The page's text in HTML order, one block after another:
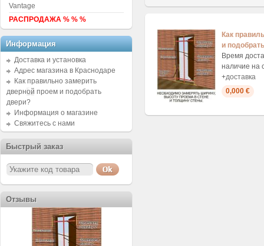
Как
и
Время
наличие на
+доставка
0,000 €
Vantage
РАСПРОДАЖА % % %
Информация
Доставка и установка
Адрес магазина в Краснодаре
Как правильно замерить
дверной проем и подобрать
двери?
Информация о магазине
Свяжитесь с нами
Быстрый заказ
Отзывы